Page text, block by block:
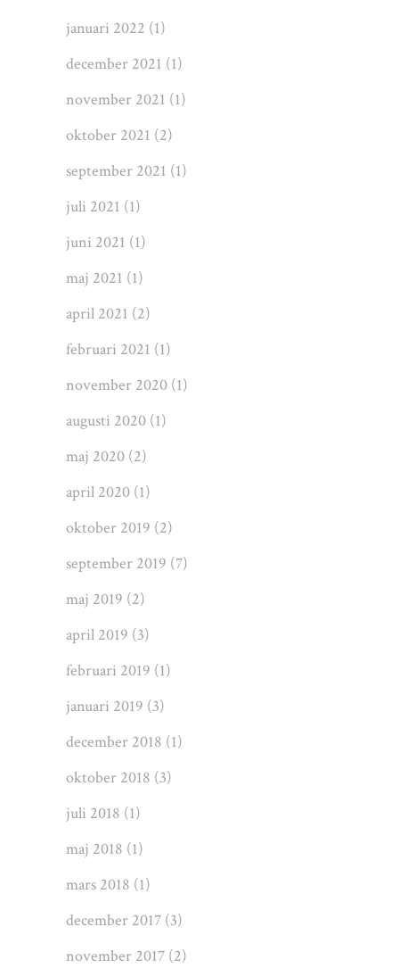
januari 2022 (1)
december 2021 (1)
november 2021 (1)
oktober 2021 (2)
september 2021 (1)
juli 2021 (1)
juni 2021 (1)
maj 2021 (1)
april 2021 (2)
februari 2021 (1)
november 2020 (1)
augusti 2020 (1)
maj 2020 (2)
april 2020 (1)
oktober 2019 (2)
september 2019 (7)
maj 2019 (2)
april 2019 (3)
februari 2019 (1)
januari 2019 (3)
december 2018 (1)
oktober 2018 (3)
juli 2018 (1)
maj 2018 (1)
mars 2018 (1)
december 2017 (3)
november 2017 (2)